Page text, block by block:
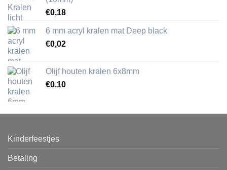
€0,18
6 mm acryl kralen mat Deep black
€0,02
Olijf houten kralen 6x8mm
€0,10
Kinderfeestjes
Betaling